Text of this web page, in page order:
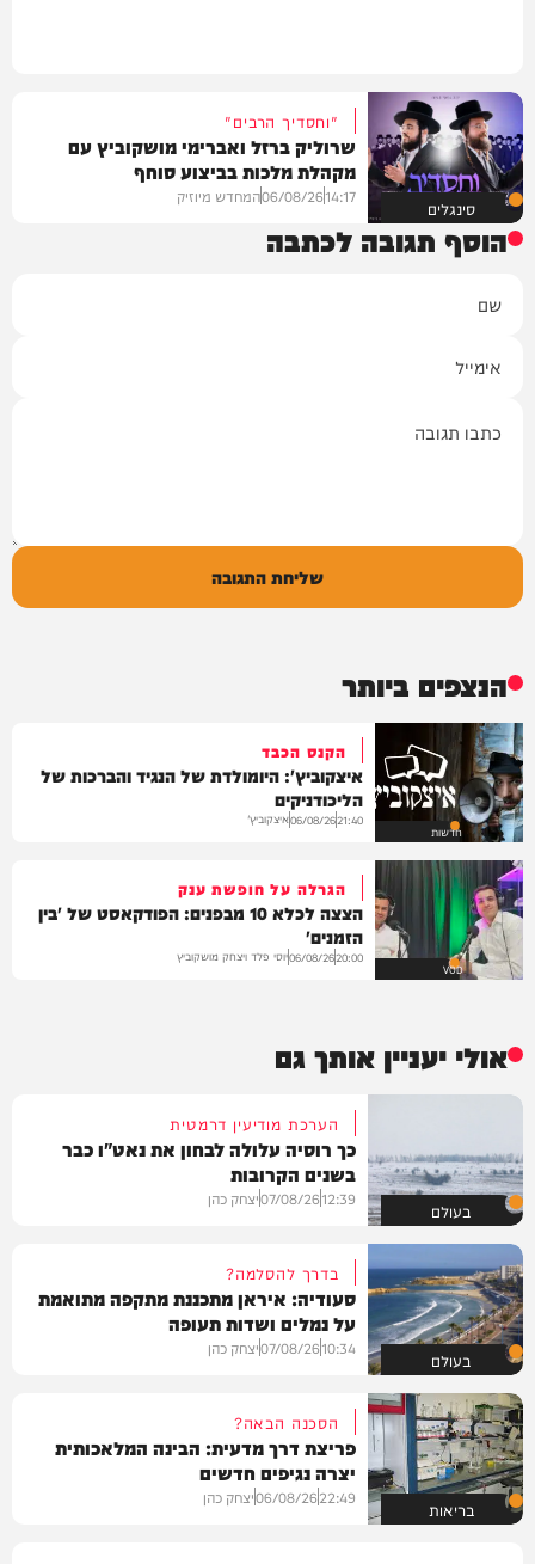
סינגלים
"וחסדיך הרבים"
שרוליק ברזל ואברימי מושקוביץ עם
מקהלת מלכות בביצוע סוחף
14:17
06/08/26המחדש מיוזיק
הוסף תגובה לכתבה
שליחת התגובה
הנצפים ביותר
חדשות
הקנס הכבד
איצקוביץ': היומולדת של הנגיד והברכות של
הליכודניקים
21:40
06/08/26איצקוביץ'
VOD
הגרלה על חופשת ענק
הצצה לכלא 10 מבפנים: הפודקאסט של 'בין
הזמנים'
20:00
06/08/26יוסי פלד ויצחק מושקוביץ
אולי יעניין אותך גם
בעולם
הערכת מודיעין דרמטית
כך רוסיה עלולה לבחון את נאט"ו כבר
בשנים הקרובות
12:39
07/08/26יצחק כהן
בעולם
בדרך להסלמה?
סעודיה: איראן מתכננת מתקפה מתואמת
על נמלים ושדות תעופה
10:34
07/08/26יצחק כהן
בריאות
הסכנה הבאה?
פריצת דרך מדעית: הבינה המלאכותית
יצרה נגיפים חדשים
22:49
06/08/26יצחק כהן